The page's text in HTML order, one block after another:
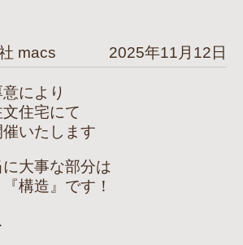
macs 2025年11月12日
により
住宅にて
いたします
大事な部分は
構造』です！